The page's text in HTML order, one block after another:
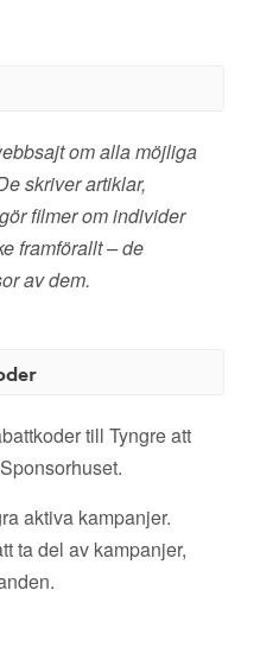
om alla möjliga
skriver artiklar,
filmer om individer
framförallt – de
av dem.
till Tyngre att
aktiva kampanjer.
ta del av kampanjer,